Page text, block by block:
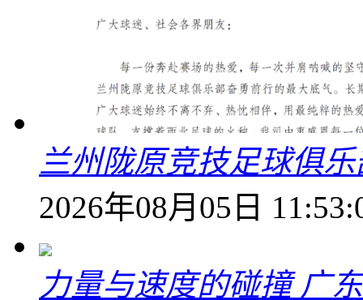
兰州陇原竞技足球俱
2026年08月05日
力量与速度的碰撞 广